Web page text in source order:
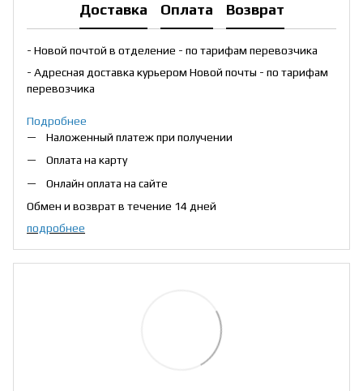
Доставка Оплата Возврат
- Новой почтой в отделение - по тарифам перевозчика
- Адресная доставка курьером Новой почты - по тарифам
перевозчика
Подробнее
Наложенный платеж при получении
Оплата на карту
Онлайн оплата на сайте
Обмен и возврат в течение 14 дней
подробнее